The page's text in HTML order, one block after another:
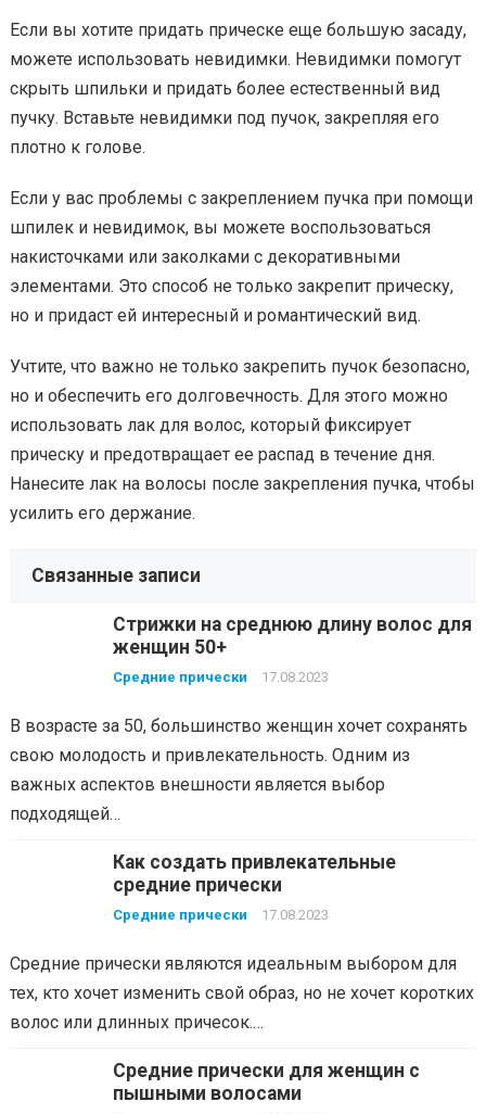
Если вы хотите придать прическе еще большую засаду,
можете использовать невидимки. Невидимки помогут
скрыть шпильки и придать более естественный вид
пучку. Вставьте невидимки под пучок, закрепляя его
плотно к голове.
Если у вас проблемы с закреплением пучка при помощи
шпилек и невидимок, вы можете воспользоваться
накисточками или заколками с декоративными
элементами. Это способ не только закрепит прическу,
но и придаст ей интересный и романтический вид.
Учтите, что важно не только закрепить пучок безопасно,
но и обеспечить его долговечность. Для этого можно
использовать лак для волос, который фиксирует
прическу и предотвращает ее распад в течение дня.
Нанесите лак на волосы после закрепления пучка, чтобы
усилить его держание.
Связанные записи
Стрижки на среднюю длину волос для
женщин 50+
Средние прически 17.08.2023
В возрасте за 50, большинство женщин хочет сохранять
свою молодость и привлекательность. Одним из
важных аспектов внешности является выбор
подходящей…
Как создать привлекательные
средние прически
Средние прически 17.08.2023
Средние прически являются идеальным выбором для
тех, кто хочет изменить свой образ, но не хочет коротких
волос или длинных причесок.…
Средние прически для женщин с
пышными волосами